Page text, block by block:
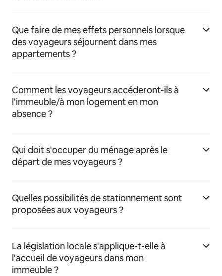
Que faire de mes effets personnels lorsque
des voyageurs séjournent dans mes
appartements ?
Comment les voyageurs accéderont-ils à
l'immeuble/à mon logement en mon
absence ?
Qui doit s'occuper du ménage après le
départ de mes voyageurs ?
Quelles possibilités de stationnement sont
proposées aux voyageurs ?
La législation locale s'applique-t-elle à
l'accueil de voyageurs dans mon
immeuble ?